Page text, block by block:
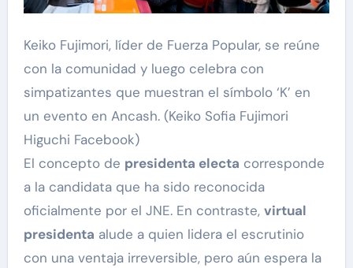
Keiko Fujimori, líder de Fuerza Popular, se reúne
con la comunidad y luego celebra con
simpatizantes que muestran el símbolo ‘K’ en
un evento en Ancash. (Keiko Sofia Fujimori
Higuchi Facebook)
El concepto de presidenta electa corresponde
a la candidata que ha sido reconocida
oficialmente por el JNE. En contraste, virtual
presidenta alude a quien lidera el escrutinio
con una ventaja irreversible, pero aún espera la